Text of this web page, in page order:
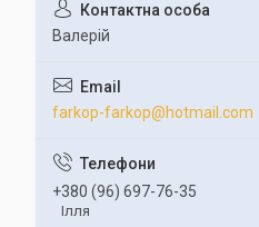
Валерій
farkop-farkop@hotmail.com
+380 (96) 697-76-35
Ілля